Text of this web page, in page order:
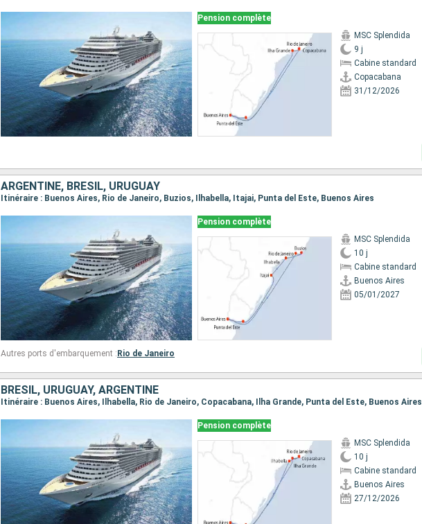
Pension complète
MSC Splendida
9 j
Cabine standard
Copacabana
31/12/2026
ARGENTINE, BRÉSIL, URUGUAY
Itinéraire : Buenos Aires, Rio de Janeiro, Buzios, Ilhabella, Itajai, Punta del Este, Buenos Aires
Pension complète
MSC Splendida
10 j
Cabine standard
Buenos Aires
05/01/2027
Autres ports d'embarquement : Rio de Janeiro
BRÉSIL, URUGUAY, ARGENTINE
Itinéraire : Buenos Aires, Ilhabella, Rio de Janeiro, Copacabana, Ilha Grande, Punta del Este, Buenos Aires
Pension complète
MSC Splendida
10 j
Cabine standard
Buenos Aires
27/12/2026